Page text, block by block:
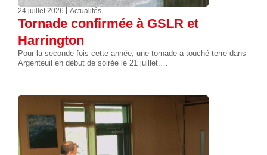
24 juillet 2026 Actualités
Tornade confirmée à GSLR et
Harrington
Pour la seconde fois cette année, une tornade a touché terre dans
Argenteuil en début de soirée le 21 juillet.…